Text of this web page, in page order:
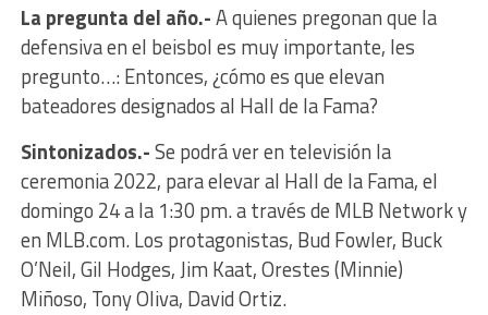
La pregunta del año.-A quienes pregonan que la
defensiva en el beisbol es muy importante, les
pregunto…: Entonces, ¿cómo es que elevan
bateadores designados al Hall de la Fama?
Sintonizados.-Se podrá ver en televisión la
ceremonia 2022, para elevar al Hall de la Fama, el
domingo 24 a la 1:30 pm. a través de MLB Network y
en MLB.com. Los protagonistas, Bud Fowler, Buck
O’Neil, Gil Hodges, Jim Kaat, Orestes (Minnie)
Miñoso, Tony Oliva, David Ortiz.